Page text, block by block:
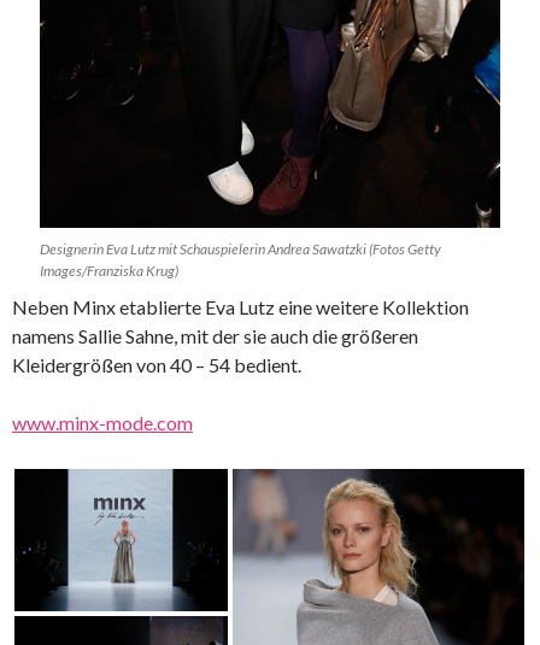
Designerin Eva Lutz mit Schauspielerin Andrea Sawatzki (Fotos Getty
Images/Franziska Krug)
Neben Minx etablierte Eva Lutz eine weitere Kollektion
namens Sallie Sahne, mit der sie auch die größeren
Kleidergrößen von 40 – 54 bedient.
www.minx-mode.com